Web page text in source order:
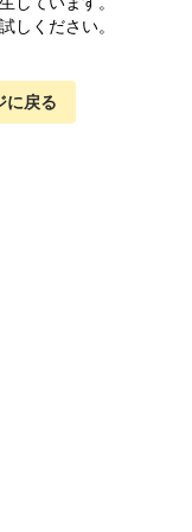
しください。
に戻る